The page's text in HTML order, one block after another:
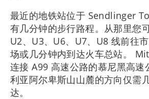
最近的地铁站位于 Sendlinger
有几分钟的步行路程。从那里您
U2、U3、U6、U7、U8 线前往
场或几分钟内到达火车总站。
连接 A99 高速公路的慕尼黑高速
利亚阿尔卑斯山山麓的方向仅需
达。